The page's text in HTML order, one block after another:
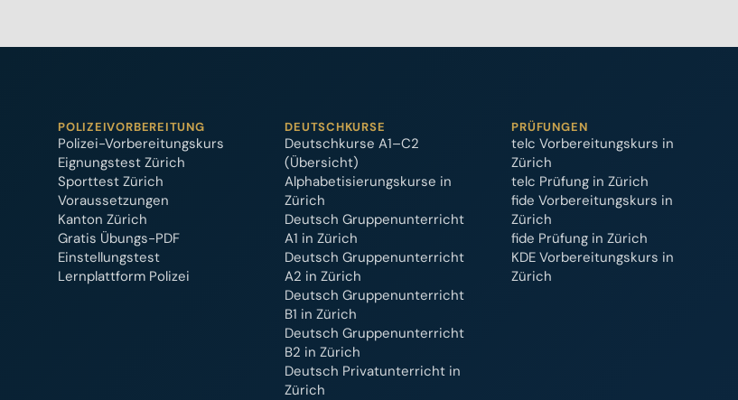
POLIZEIVORBEREITUNG
Polizei-Vorbereitungskurs
Eignungstest Zürich
Sporttest Zürich
Voraussetzungen
Kanton Zürich
Gratis Übungs-PDF
Einstellungstest
Lernplattform Polizei
DEUTSCHKURSE
Deutschkurse A1–C2
(Übersicht)
Alphabetisierungskurse in
Zürich
Deutsch Gruppenunterricht
A1 in Zürich
Deutsch Gruppenunterricht
A2 in Zürich
Deutsch Gruppenunterricht
B1 in Zürich
Deutsch Gruppenunterricht
B2 in Zürich
Deutsch Privatunterricht in
Zürich
PRÜFUNGEN
telc Vorbereitungskurs in
Zürich
telc Prüfung in Zürich
fide Vorbereitungskurs in
Zürich
fide Prüfung in Zürich
KDE Vorbereitungskurs in
Zürich